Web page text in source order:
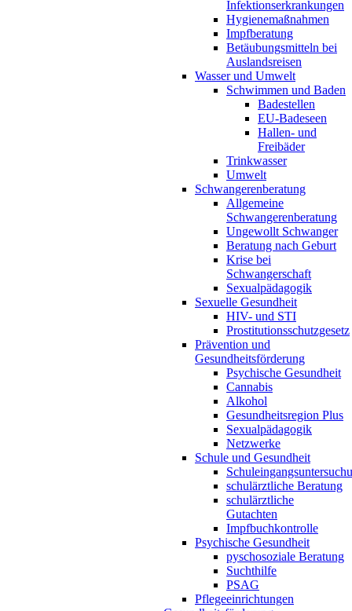
Infektionserkrankungen
Hygienemaßnahmen
Impfberatung
Betäubungsmitteln bei
Auslandsreisen
Wasser und Umwelt
Schwimmen und Baden
Badestellen
EU-Badeseen
Hallen- und
Freibäder
Trinkwasser
Umwelt
Schwangerenberatung
Allgemeine
Schwangerenberatung
Ungewollt Schwanger
Beratung nach Geburt
Krise bei
Schwangerschaft
Sexualpädagogik
Sexuelle Gesundheit
HIV- und STI
Prostitutionsschutzgesetz
Prävention und
Gesundheitsförderung
Psychische Gesundheit
Cannabis
Alkohol
Gesundheitsregion Plus
Sexualpädagogik
Netzwerke
Schule und Gesundheit
schulärztliche Beratung
schulärztliche
Gutachten
Impfbuchkontrolle
Psychische Gesundheit
pyschosoziale Beratung
Suchthilfe
PSAG
Pflegeeinrichtungen